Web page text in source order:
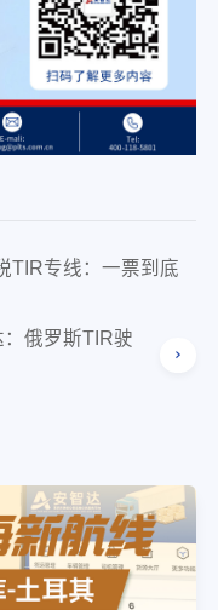
TIR专线：一票到底
俄罗斯TIR驶